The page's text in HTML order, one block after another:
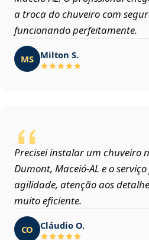
a troca do chuveiro com
funcionando perfeitamente.
MS Milton S.
Precisei instalar um chuveiro
Dumont, Maceió‑AL e o
agilidade, atenção aos
muito eficiente.
CO Cláudio O.